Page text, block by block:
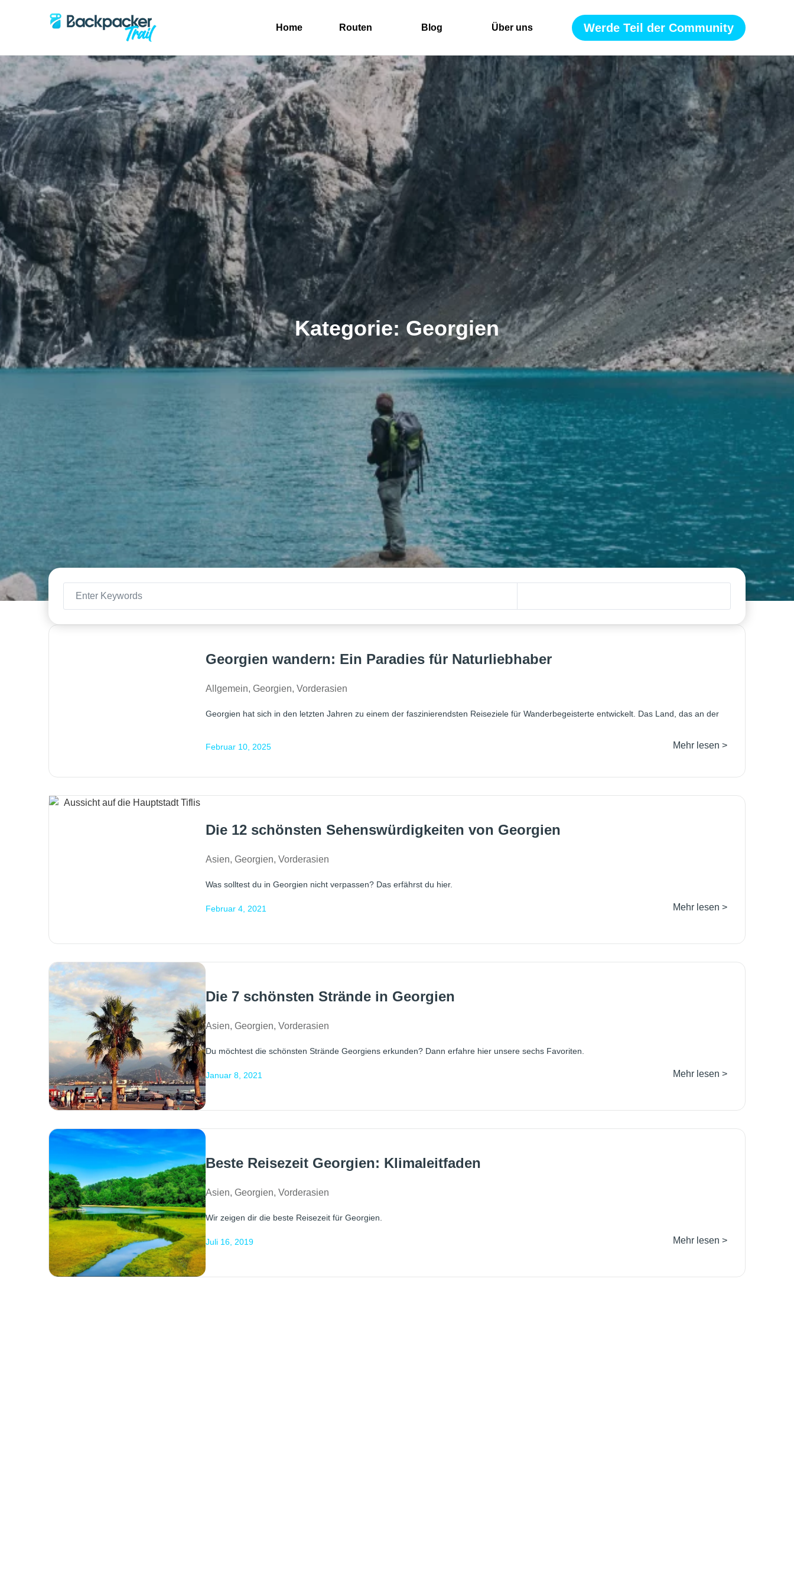
Home Routen Blog Über uns Werde Teil der Community
Kategorie: Georgien
Georgien wandern: Ein Paradies für Naturliebhaber
Allgemein, Georgien, Vorderasien
Georgien hat sich in den letzten Jahren zu einem der faszinierendsten Reiseziele für Wanderbegeisterte entwickelt. Das Land, das an der
Februar 10, 2025 Mehr lesen >
Die 12 schönsten Sehenswürdigkeiten von Georgien
Asien, Georgien, Vorderasien
Was solltest du in Georgien nicht verpassen? Das erfährst du hier.
Februar 4, 2021 Mehr lesen >
Die 7 schönsten Strände in Georgien
Asien, Georgien, Vorderasien
Du möchtest die schönsten Strände Georgiens erkunden? Dann erfahre hier unsere sechs Favoriten.
Januar 8, 2021 Mehr lesen >
Beste Reisezeit Georgien: Klimaleitfaden
Asien, Georgien, Vorderasien
Wir zeigen dir die beste Reisezeit für Georgien.
Juli 16, 2019 Mehr lesen >